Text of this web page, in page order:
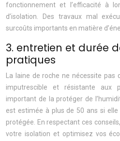
fonctionnement et l’efficacité à
d’isolation. Des travaux mal
surcoûts importants en matière
3. entretien et durée
pratiques
La laine de roche ne nécessite pas
imputrescible et résistante aux
important de la protéger de
est estimée à plus de 50 ans si
protégée. En respectant ces
votre isolation et optimisez vos